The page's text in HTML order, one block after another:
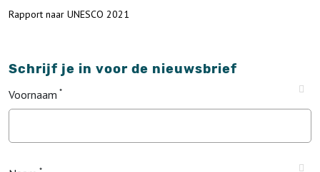
Rapport naar UNESCO 2021
Schrijf je in voor de nieuwsbrief
Voornaam